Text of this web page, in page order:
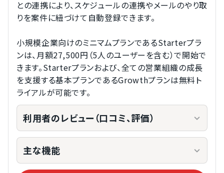
との連携により、スケジュールの連携やメールのやり取
りを案件に紐づけて自動登録できます。
小規模企業向けのミニマムプランであるStarterプラ
ンは、月額27,500円（5人のユーザーを含む）で開始で
きます。Starterプランおよび、全ての営業組織の成長
を支援する基本プランであるGrowthプランは無料ト
ライアルが可能です。
利用者のレビュー（口コミ、評価）
主な機能